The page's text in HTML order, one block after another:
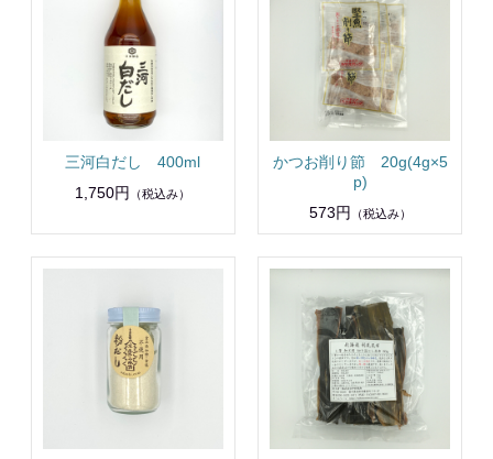
三河白だし 400ml
1,750円
（税込み）
かつお削り節 20g(4g×5
p)
573円 （税込み）